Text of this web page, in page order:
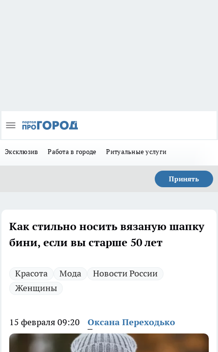
Эксклюзив Работа в городе Ритуальные услуги
Принять
Как стильно носить вязаную шапку
бини, если вы старше 50 лет
Красота Мода
Новости России
Женщины
15 февраля 09:20 Оксана Переходько